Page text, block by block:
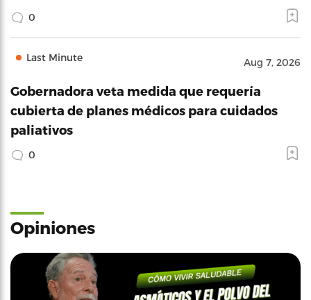
0
Last Minute Aug 7, 2026
Gobernadora veta medida que requería
cubierta de planes médicos para cuidados
paliativos
0
Opiniones